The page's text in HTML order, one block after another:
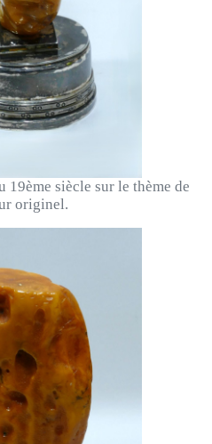
19ème siècle sur le thème de
originel.